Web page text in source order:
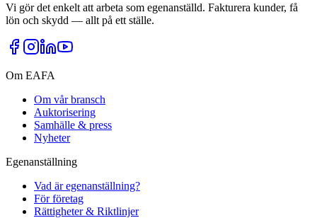
Vi gör det enkelt att arbeta som egenanställd. Fakturera kunder, få
lön och skydd — allt på ett ställe.
Om EAFA
Om vår bransch
Auktorisering
Samhälle & press
Nyheter
Egenanställning
Vad är egenanställning?
För företag
Rättigheter & Riktlinjer